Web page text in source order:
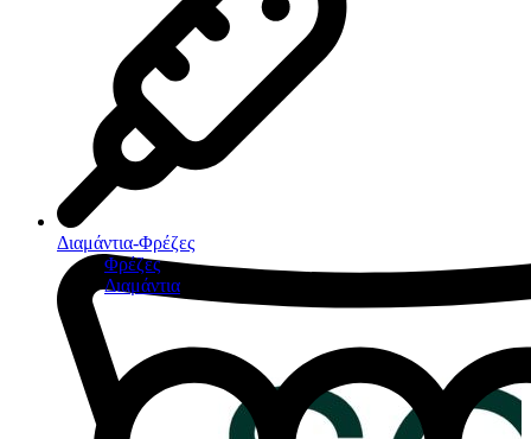
Διαμάντια-Φρέζες
Φρέζες
Διαμάντια